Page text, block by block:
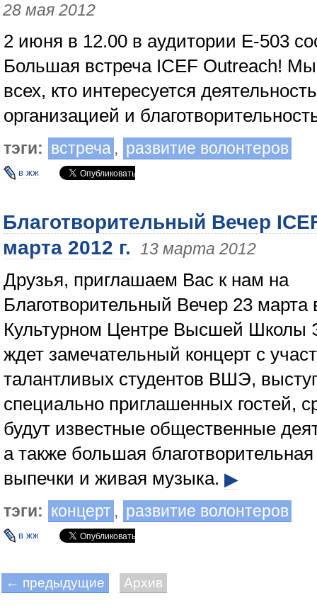
28 мая 2012
2 июня в 12.00 в аудитории Е-503
Большая встреча ICEF Outreach!
всех, кто интересуется
организацией и
тэги: встреча , развитие волонтеров
в жж
Благотворительный Вечер
марта 2012 г.
13 марта 2012
Друзья, приглашаем Вас к нам на
Благотворительный Вечер 23 марта
Культурном Центре Высшей Школы
ждет замечательный концерт с
талантливых студентов ВШЭ,
специально приглашенных гостей,
будут известные общественные
а также большая
выпечки и живая музыка. ▶
тэги: концерт , развитие волонтеров
в жж
← предыдущие Архив